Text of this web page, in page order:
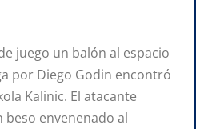
juego un balón al espacio
por Diego Godin encontró
Kalinic. El atacante
envenenado al